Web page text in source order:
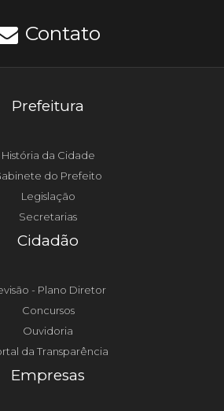
Contato
Prefeitura
História da Cidade
do Prefeito
Legislação
Secretarias
Cidadão
- Plano Diretor
Concursos
Ouvidoria
da Transparência
Empresas